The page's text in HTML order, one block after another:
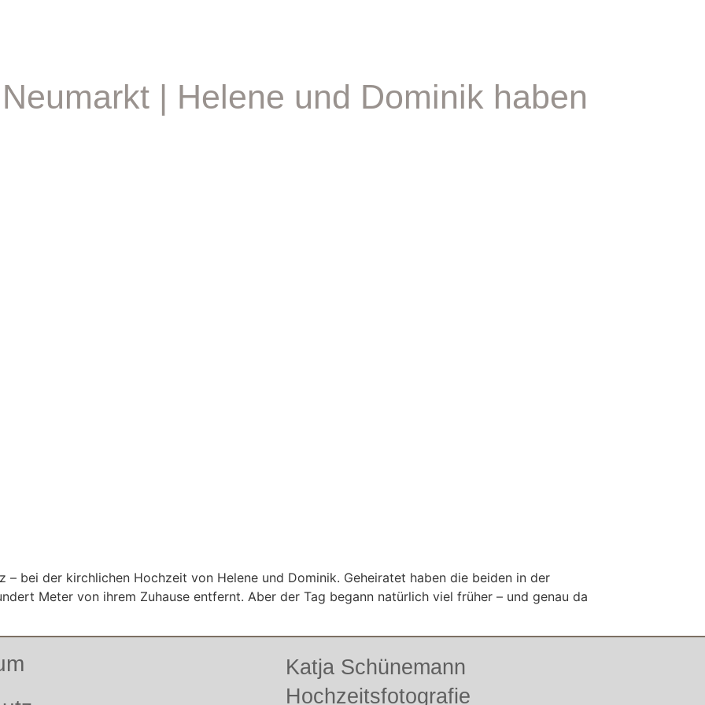
| Helene und Dominik haben
– bei der kirchlichen Hochzeit von Helene und Dominik. Geheiratet haben die beiden in der
Meter von ihrem Zuhause entfernt. Aber der Tag begann natürlich viel früher – und genau da
Katja Schünemann
Hochzeitsfotografie